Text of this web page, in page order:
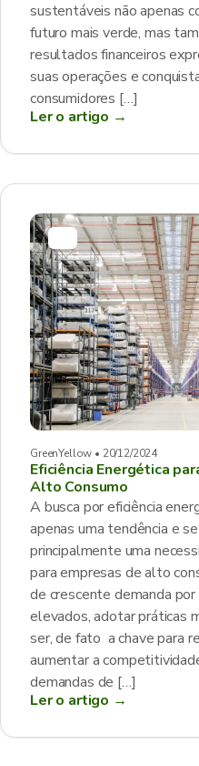
sustentáveis não apenas
futuro mais verde, mas
resultados financeiros
suas operações e
consumidores […]
Ler o artigo →
GreenYellow • 20/12/2024
Eficiência Energética
Alto Consumo
A busca por eficiência
apenas uma tendência e
principalmente uma
para empresas de alto
de crescente demanda
elevados, adotar práticas
ser, de fato a chave para
aumentar a
demandas de […]
Ler o artigo →